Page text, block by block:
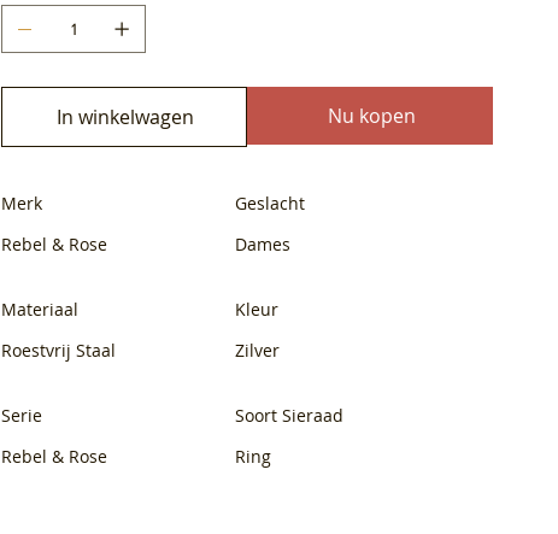
In winkelwagen Nu kopen
Merk
Rebel & Rose
Geslacht
Dames
Materiaal
Roestvrij Staal
Kleur
Zilver
Serie
Rebel & Rose
Soort Sieraad
Ring